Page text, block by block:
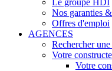
Le groupe HDI
Nos garanties
Offres d'emploi
AGENCES
Rechercher
Votre
Votre